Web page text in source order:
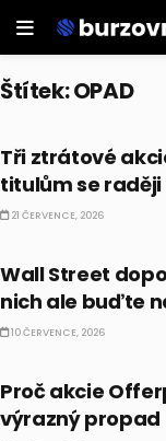
Štítek:OPAD
Tři ztrátové
titulům se
21 ČERVENCE, 2026
Wall Street
nich ale buďte
10 ČERVENCE, 2026
Proč akcie
výrazný propad